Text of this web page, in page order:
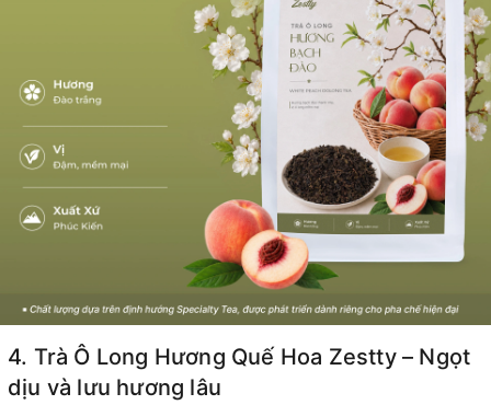
4. Trà Ô Long Hương Quế Hoa Zestty – Ngọt
dịu và lưu hương lâu